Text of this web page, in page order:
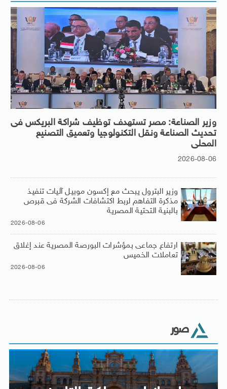
وزير الصناعة: مصر تستهدف توظيف شراكة البريكس فى
تحديث الصناعة ونقل التكنولوجيا وتعميق التصنيع
المحلى
2026-08-06
وزير البترول يبحث مع إكسون موبيل آليات تنفيذ
مذكرة التفاهم لربط اكتشافات الشركة فى قبرص
بالبنية التحتية المصرية
2026-08-06
ارتفاع جماعى بمؤشرات البورصة المصرية عند إغلاق
تعاملات الخميس
2026-08-06
صور